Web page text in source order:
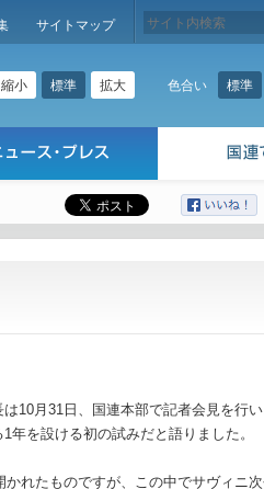
サイトマップ
縮小 標準 拡大 色合い 標準
10月31日、国連本部で記者会見を行
を設ける初の試みだと語りました。
れたものですが、この中でサヴィニ